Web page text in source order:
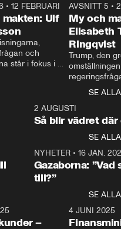
27:30
•12 FEBRUARI
makten: Ulf
och
står i fokus i
ställer
Ulf Kristersson
AVSNITT 5 •
My och
Elisabeth
Ringqvist
Trump, den
centrum i
avsnittet av
Makten”. Se
Aftonbladets
Rohwedder
Thand Ring
SE ALLA
2 AUGUSTI
Så blir vädret där
SE ALLA
NYHETER• 16 JAN.
Gazaborna:
till?”
SE ALLA
4:29
–
4 JUNI 2025